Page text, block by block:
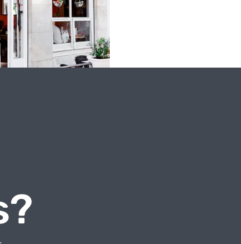
Calabrese
Rotulación